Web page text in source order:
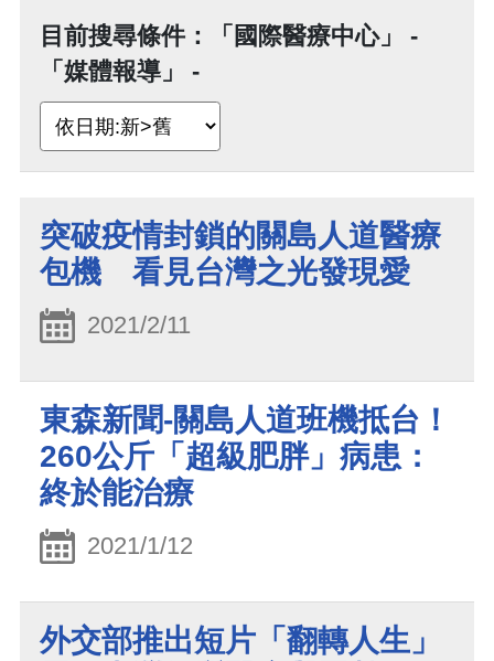
目前搜尋條件：「國際醫療中心」 -
「媒體報導」 -
突破疫情封鎖的關島人道醫療
包機 看見台灣之光發現愛
2021/2/11
東森新聞-關島人道班機抵台！
260公斤「超級肥胖」病患：
終於能治療
2021/1/12
外交部推出短片「翻轉人生」